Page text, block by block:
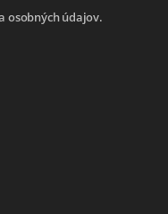
osobných údajov.